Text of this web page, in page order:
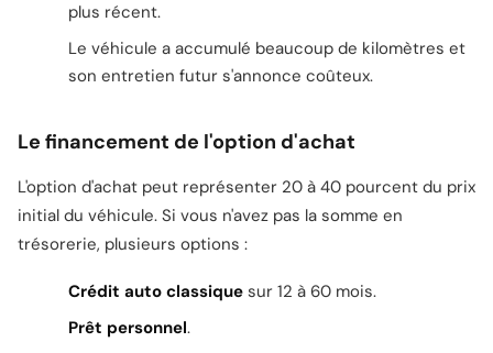
plus récent.
Le véhicule a accumulé beaucoup de kilomètres et
son entretien futur s'annonce coûteux.
Le financement de l'option d'achat
L'option d'achat peut représenter 20 à 40 pourcent du prix
initial du véhicule. Si vous n'avez pas la somme en
trésorerie, plusieurs options :
Crédit auto classique sur 12 à 60 mois.
Prêt personnel.